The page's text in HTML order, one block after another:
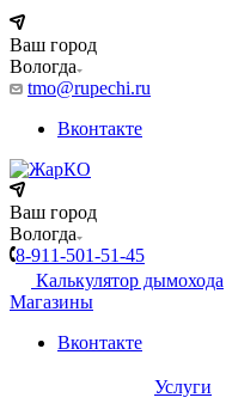
Ваш город
Вологда
tmo@rupechi.ru
Вконтакте
Ваш город
Вологда
8-911-501-51-45
Калькулятор дымохода
Магазины
Вконтакте
Услуги